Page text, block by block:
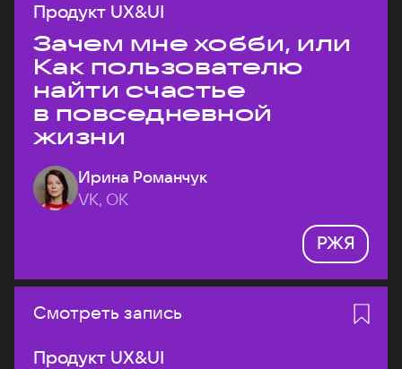
Продукт UX&UI
Зачем мне хобби, или
Как пользователю
найти счастье
в повседневной
жизни
Ирина Романчук
VK, ОК
РЖЯ
Смотреть запись
Продукт UX&UI